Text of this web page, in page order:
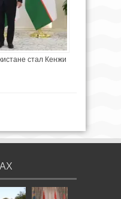
стал Кенжи